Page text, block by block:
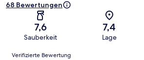
68 Bewertungen
7,6
Sauberkeit
7,4
Lage
Bewertungen
Verifizierte Bewertung